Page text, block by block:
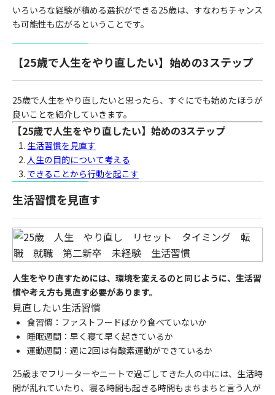
いろいろな経験が積める選択ができる25歳は、すなわちチャンス
も可能性も広がるということです。
【25歳で人生をやり直したい】始めの3ステップ
25歳で人生をやり直したいと思ったら、すぐにでも始めたほうが
良いことを紹介していきます。
【25歳で人生をやり直したい】始めの3ステップ
生活習慣を見直す
人生の目的について考える
できることから行動を起こす
生活習慣を見直す
人生をやり直すためには、環境を変えるのと同じように、生活習
慣や考え方も見直す必要があります。
見直したい生活習慣
食習慣：ファストフードばかり食べていないか
睡眠週間：早く寝て早く起きているか
運動週間：週に2回は有酸素運動ができているか
25歳までフリーターやニートで過ごしてきた人の中には、生活時
間が乱れていたり、寝る時間も起きる時間もまちまちと言う人が